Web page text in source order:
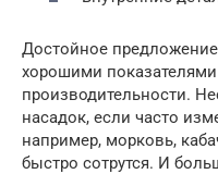
Достойное
хорошими
производительности.
насадок, если часто
например, морковь,
быстро сотрутся. И